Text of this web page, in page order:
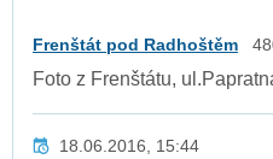
Frenštát pod Radhoštěm
Foto z Frenštátu,
18.06.2016, 15:44